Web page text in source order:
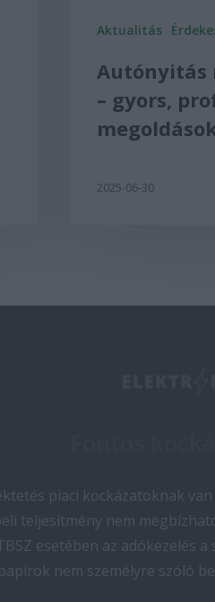
Aktualitás
Autónyitás
– gyors,
2025-06-30
piaci kockázatoknak
teljesítmény nem
esetében az adókezelés
nem személyre szóló